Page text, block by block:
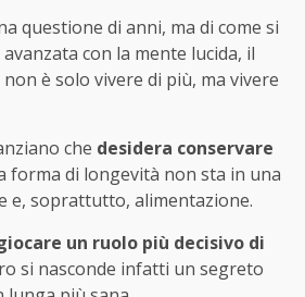
questione di anni, ma di come si
con la mente lucida, il
è solo vivere di più, ma vivere
che desidera conservare
forma di longevità non sta in una
e, soprattutto, alimentazione.
un ruolo più decisivo di
si nasconde infatti un segreto